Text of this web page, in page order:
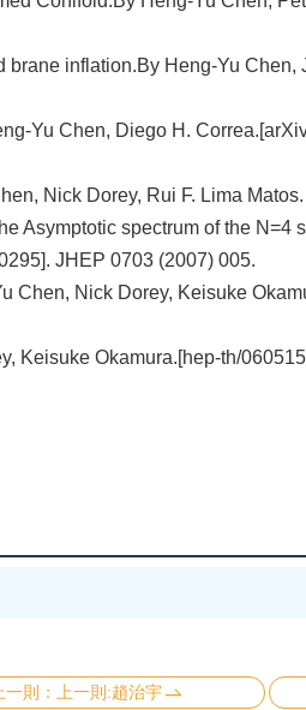
inflation.By Heng-Yu Chen,
Yu Chen, Diego H.
Nick Dorey, Rui F. Lima Matos.
Asymptotic spectrum of the N=4
JHEP 0703 (2007) 005.
Chen, Nick Dorey, Keisuke
Keisuke Okamura.[hep-th/
上一則:趙治宇